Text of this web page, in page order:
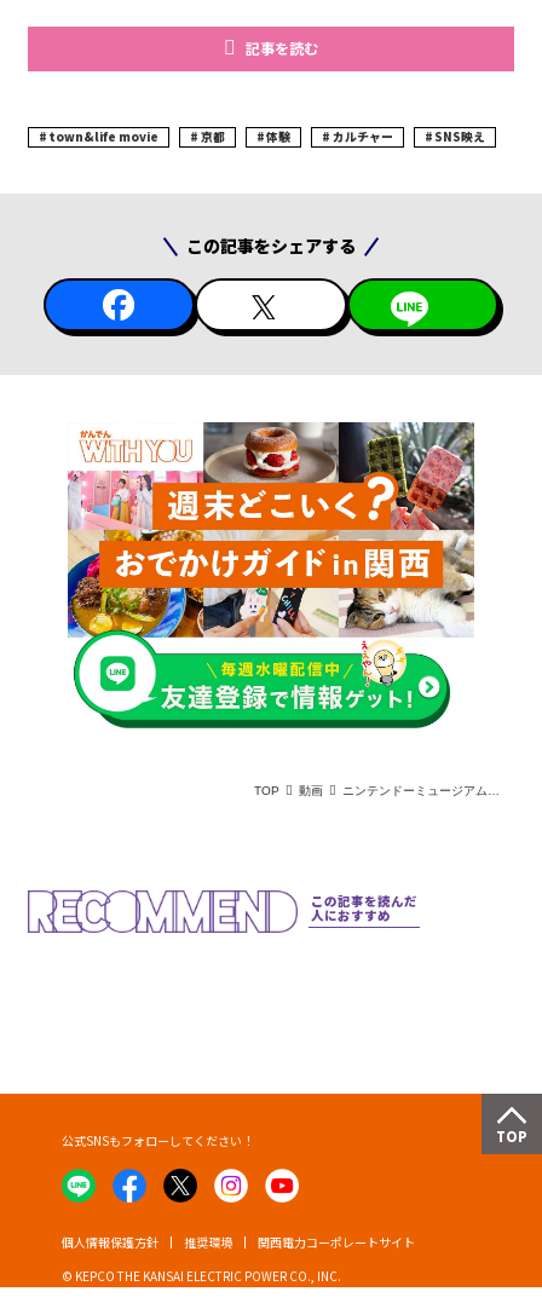
記事を読む
town&life movie 京都 体験 カルチャー SNS映え
この記事をシェアする
TOP 動画 ニンテンドーミュージアム体験レビュー！グッズ・所要時間・楽しみ方レポート
この記事を読んだ
人におすすめ
© KEPCO THE KANSAI ELECTRIC POWER CO., INC.
個人情報保護方針 推奨環境 関西電力コーポレートサイト
公式SNSもフォローしてください！